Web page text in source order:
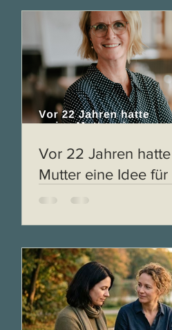
Vor 22 Jahren
Mutter eine Idee für